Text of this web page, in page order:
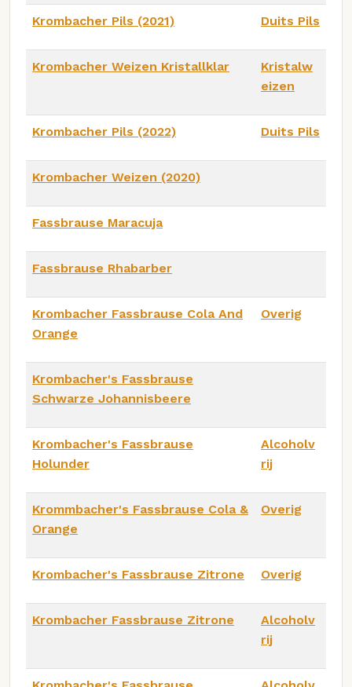
Krombacher Pils (2021) Duits Pils
Krombacher Weizen Kristallklar
Kristalw
eizen
Krombacher Pils (2022) Duits Pils
Krombacher Weizen (2020)
Fassbrause Maracuja
Fassbrause Rhabarber
Krombacher Fassbrause Cola And
Orange
Overig
Krombacher's Fassbrause
Schwarze Johannisbeere
Krombacher's Fassbrause
Holunder
Alcoholv
rij
Krommbacher's Fassbrause Cola &
Orange
Overig
Krombacher's Fassbrause Zitrone Overig
Krombacher Fassbrause Zitrone
Alcoholv
rij